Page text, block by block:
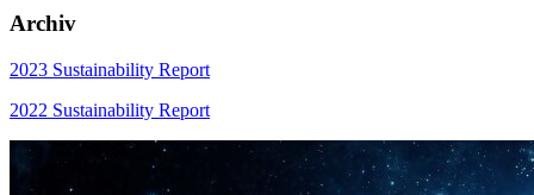
Archiv
2023 Sustainability Report
2022 Sustainability Report